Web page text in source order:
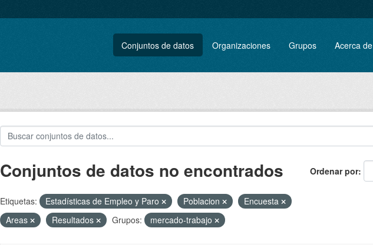
Conjuntos de datos Organizaciones Grupos Acerca de
Ordenar por
Conjuntos de datos no encontrados
Etiquetas: Estadísticas de Empleo y Paro Poblacion
Encuesta
Areas
Resultados Grupos: mercado-trabajo